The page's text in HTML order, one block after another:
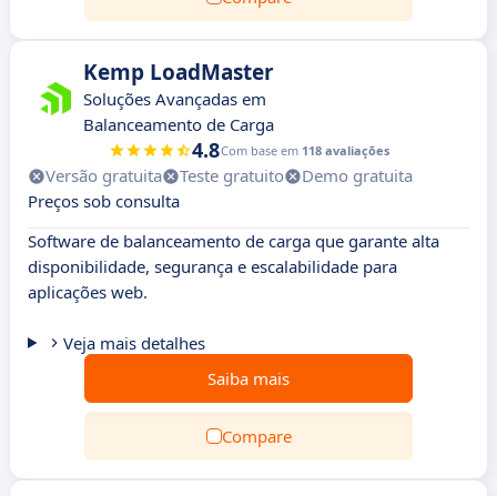
Kemp LoadMaster
Soluções Avançadas em
Balanceamento de Carga
4.8Com base em 118 avaliações
Versão gratuita Teste gratuito
Demo gratuita
Preços sob consulta
Software de balanceamento de carga que garante alta
disponibilidade, segurança e escalabilidade para
aplicações web.
Veja mais detalhes
Saiba mais
Compare